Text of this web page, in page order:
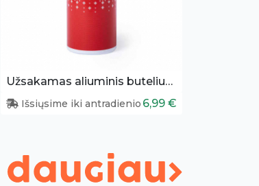
Užsakamas aliuminis buteliukas (400 ml)
Išsiųsime iki antradienio 6,99 €